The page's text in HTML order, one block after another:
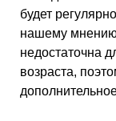
будет
нашему
недостаточна
возраста,